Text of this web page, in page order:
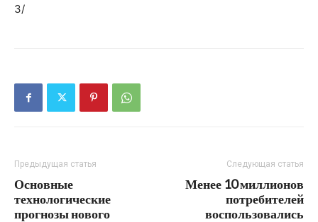
3/
Предыдущая статья
Основные
технологические
прогнозы нового
Следующая статья
Менее 10 миллионов
потребителей
воспользовались